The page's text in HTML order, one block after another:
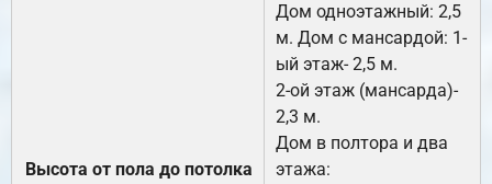
Высота от пола до потолка
Дом одноэтажный: 2,5
м. Дом с мансардой: 1-
ый этаж- 2,5 м.
2-ой этаж (мансарда)-
2,3 м.
Дом в полтора и два
этажа: